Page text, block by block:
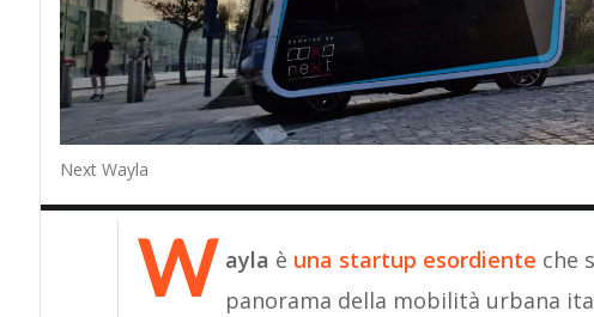
Next Wayla
W ayla è una startup esordiente che
panorama della mobilità urbana